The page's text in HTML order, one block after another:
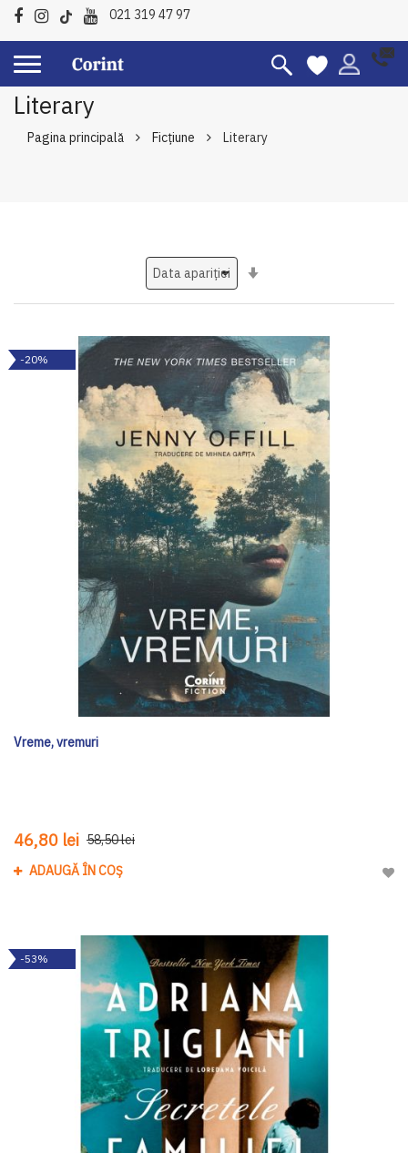
021 319 47 97
Literary
Pagina principală Ficțiune Literary
-20%
Vreme, vremuri
46,80 lei 58,50 lei
ADAUGĂ ÎN COȘ
-53%